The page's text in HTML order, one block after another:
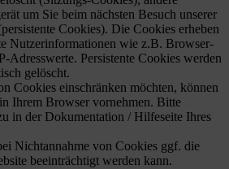
um Sie beim nächsten Besuch unserer
Cookies). Die Cookies erheben
Nutzerinformationen wie z.B. Browser-
Adresswerte. Persistente Cookies werden
gelöscht.
Cookies einschränken möchten, können
Ihrem Browser vornehmen. Bitte
in der Dokumentation / Hilfeseite Ihres
Nichtannahme von Cookies ggf. die
beeinträchtigt werden kann.